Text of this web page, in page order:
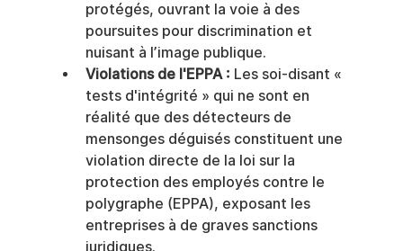
protégés, ouvrant la voie à des
poursuites pour discrimination et
nuisant à l’image publique.
Violations de l'EPPA : Les soi-disant «
tests d'intégrité » qui ne sont en
réalité que des détecteurs de
mensonges déguisés constituent une
violation directe de la loi sur la
protection des employés contre le
polygraphe (EPPA), exposant les
entreprises à de graves sanctions
juridiques.